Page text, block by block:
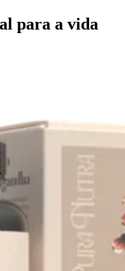
para a vida